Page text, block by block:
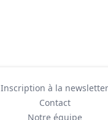
Inscription à la newsletter
Contact
Notre équipe